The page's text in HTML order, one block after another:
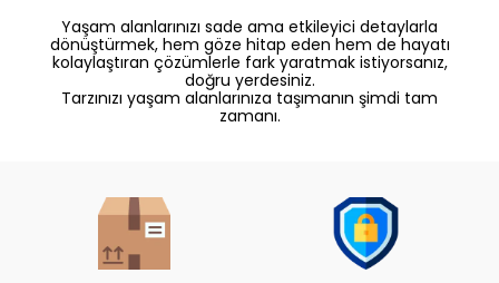
Yaşam alanlarınızı sade ama etkileyici detaylarla
dönüştürmek, hem göze hitap eden hem de hayatı
kolaylaştıran çözümlerle fark yaratmak istiyorsanız,
doğru yerdesiniz.
Tarzınızı yaşam alanlarınıza taşımanın şimdi tam
zamanı.